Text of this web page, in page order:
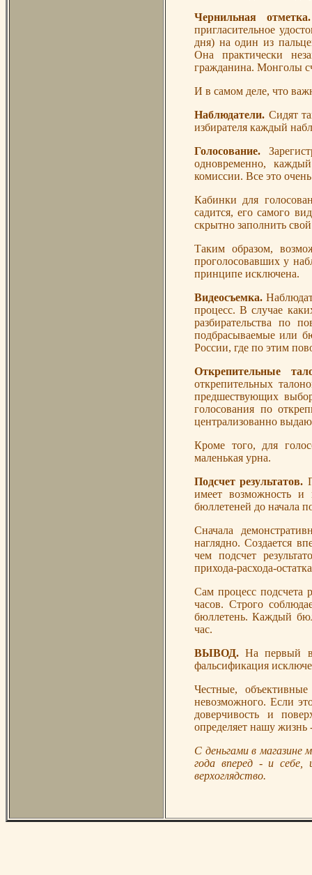
Чернильная
пригласительное
дня) на один из
Она практически
гражданина. Монголы
И в самом деле, что
Наблюдатели. Сидят
избирателя каждый
Голосование.
одновременно,
комиссии. Все это
Кабинки для
садится, его самого
скрытно заполнить
Таким образом,
проголосовавших у
принципе исключена.
Видеосъемка.
процесс. В случае
разбирательства по
подбрасываемые или
России, где по этим
Открепительные
открепительных
предшествующих
голосования по
централизованно
Кроме того, для
маленькая урна.
Подсчет результатов.
имеет возможность и
бюллетеней до начала
Сначала
наглядно. Создается
чем подсчет
прихода-расхода-
Сам процесс подсчета
часов. Строго
бюллетень. Каждый
час.
ВЫВОД.На первый
фальсификация
Честные,
невозможного. Если
доверчивость и
определяет нашу
С деньгами в магазине
года вперед - и себе,
верхоглядство.